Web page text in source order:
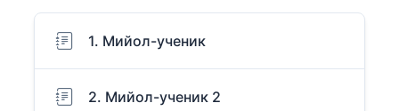
1. Мийол-ученик
2. Мийол-ученик 2